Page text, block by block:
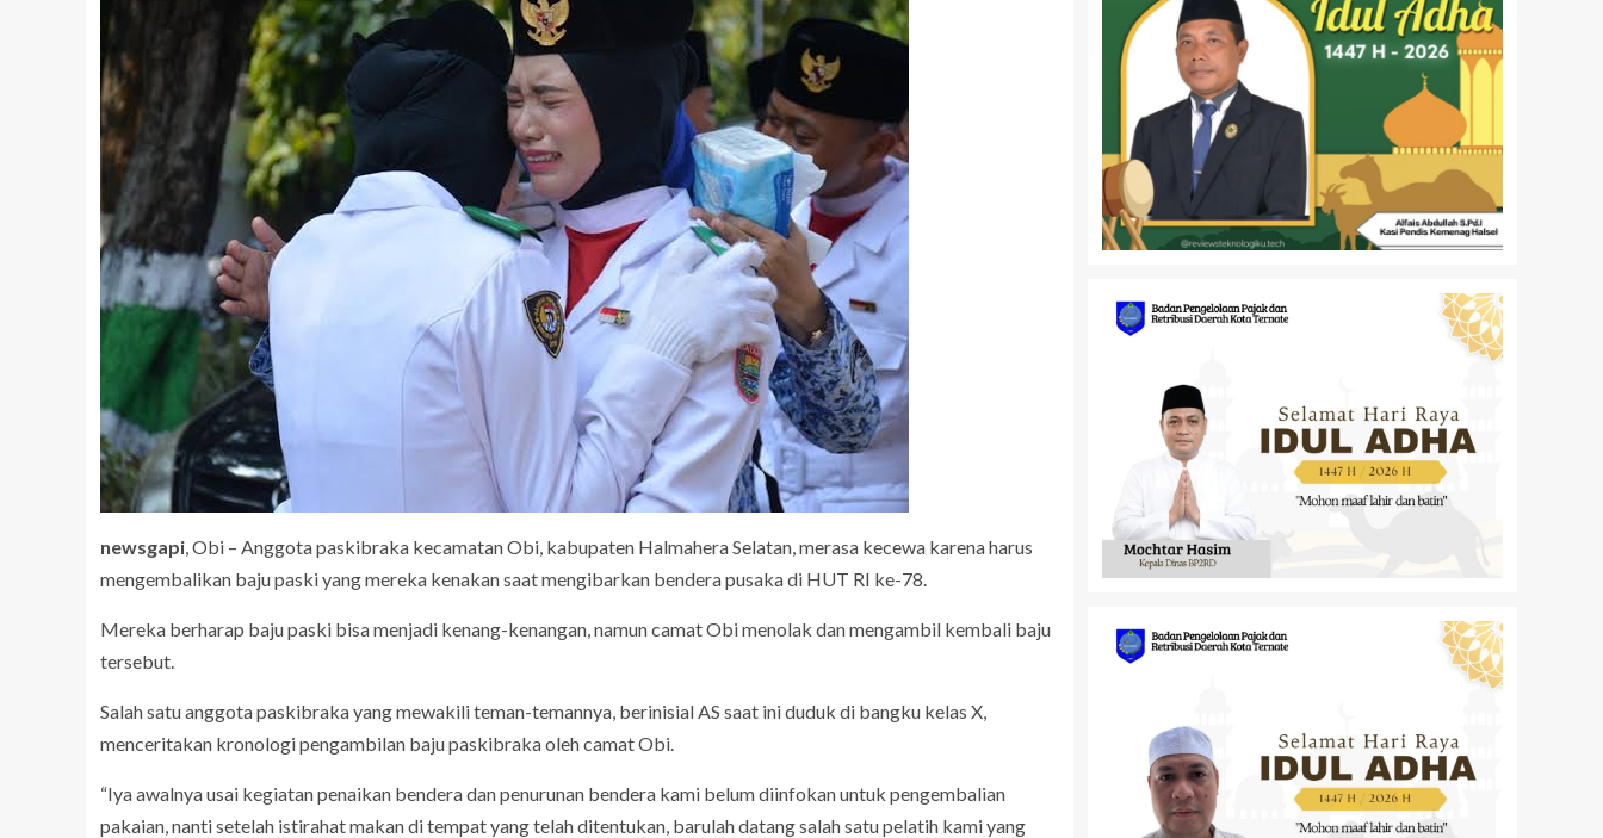
newsgapi , Obi – Anggota paskibraka kecamatan Obi, kabupaten Halmahera Selatan, merasa kecewa karena harus
mengembalikan baju paski yang mereka kenakan saat mengibarkan bendera pusaka di HUT RI ke-78.
Mereka berharap baju paski bisa menjadi kenang-kenangan, namun camat Obi menolak dan mengambil kembali baju
tersebut.
Salah satu anggota paskibraka yang mewakili teman-temannya, berinisial AS saat ini duduk di bangku kelas X,
menceritakan kronologi pengambilan baju paskibraka oleh camat Obi.
“Iya awalnya usai kegiatan penaikan bendera dan penurunan bendera kami belum diinfokan untuk pengembalian
pakaian, nanti setelah istirahat makan di tempat yang telah ditentukan, barulah datang salah satu pelatih kami yang